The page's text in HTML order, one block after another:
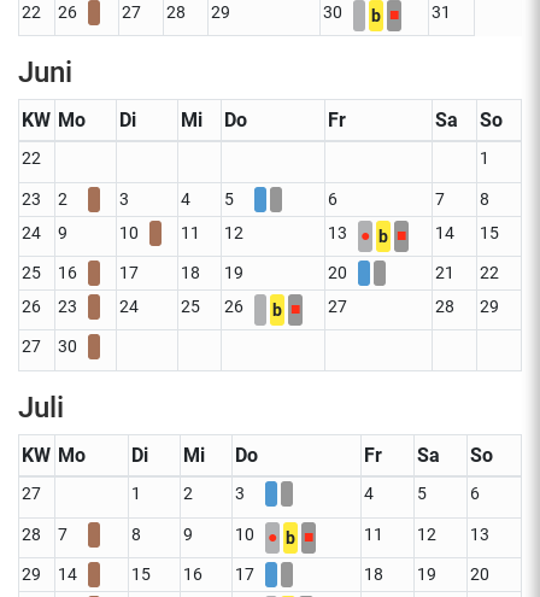
22
26 27 28 29 30 b ■ 31
Juni
KW Mo Di Mi Do Fr Sa So
22 1
23 2 3 4 5 6 7
8
24
9 10 11 12 13 ● b ■ 14 15
25 16 17 18 19 20 21
22
26
23 24 25 26 b ■ 27 28 29
27 30
Juli
KW Mo Di Mi Do Fr Sa So
27 1 2 3 4 5 6
28 7 8 9 10 ● b ■ 11 12 13
29 14 15 16 17 18 19
20